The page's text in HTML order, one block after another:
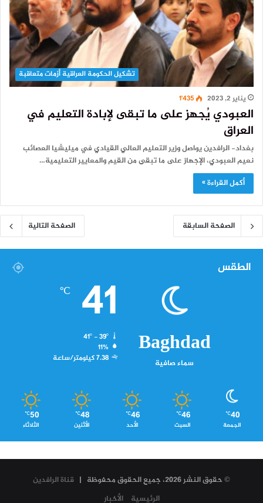
تشكيل الحكومة العراقية أزمات متعاقبة
يناير 2, 2023
1٬435
العبودي يُجهز على ما تبقى لإبادة التعليم في
العراق
بغداد- الرافدين يواصل وزير التعليم العالي القيادي في ميليشيا العصائب
نعيم العبودي، الإجهاز على ما تبقى من القيم والمعايير التعليمية…
أكمل القراءة »
الصفحة السابقة الصفحة التالية
الطقس
Baghdad
سماء صافية
41
℃
41º - 39º
11%
7.38 كيلومتر/ساعة
40
℃
الجمعة
46
℃
السبت
46
℃
الأحد
48
℃
الأثنين
50
℃
الثلاثاء
© حقوق النشر 2026، جميع الحقوق محفوظة |
قناة الرافدين
الرئيسية
الأخبار